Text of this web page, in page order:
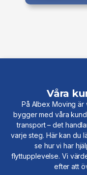
Våra
På Albex Moving
bygger med våra
transport – det
varje steg. Här kan du
se hur vi har
flyttupplevelse. Vi
efter att